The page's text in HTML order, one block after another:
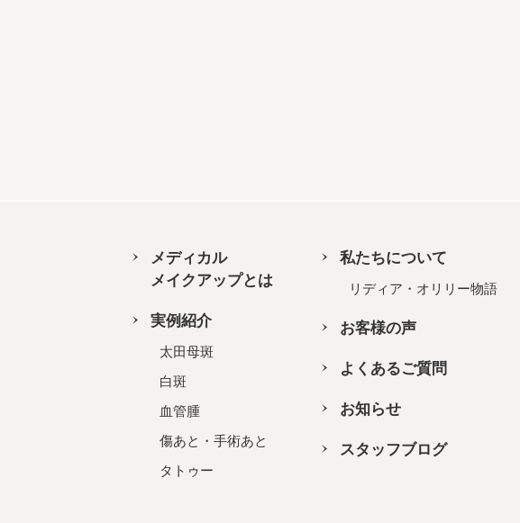
メディカル
メイクアップとは
実例紹介
太田母斑
白斑
血管腫
傷あと・手術あと
タトゥー
私たちについて
リディア・オリリー物語
お客様の声
よくあるご質問
お知らせ
スタッフブログ